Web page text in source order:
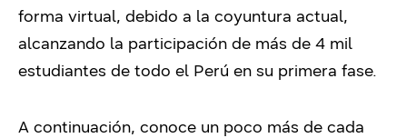
forma virtual, debido a la coyuntura actual,
alcanzando la participación de más de 4 mil
estudiantes de todo el Perú en su primera fase.
A continuación, conoce un poco más de cada